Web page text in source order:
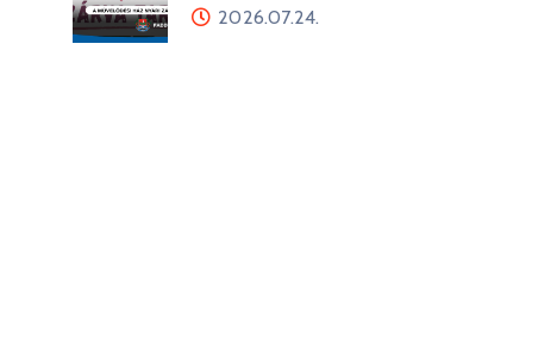
2026.07.24.